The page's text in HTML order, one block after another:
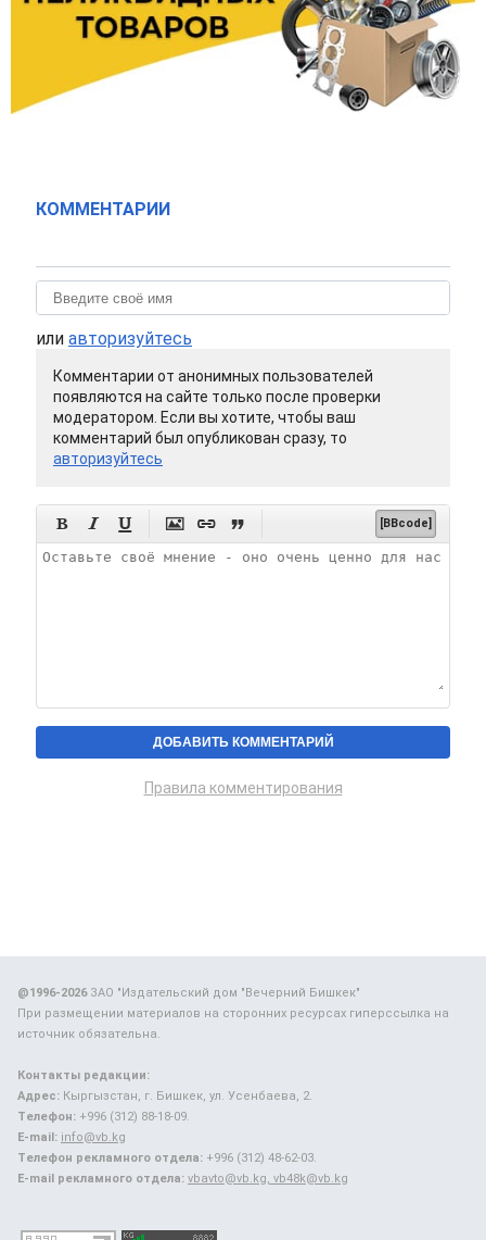
КОММЕНТАРИИ
или авторизуйтесь
Комментарии от анонимных пользователей
появляются на сайте только после проверки
модератором. Если вы хотите, чтобы ваш
комментарий был опубликован сразу, то
авторизуйтесь
      [BBcode]
Правила комментирования
@1996-2026ЗАО "Издательский дом "Вечерний Бишкек"
При размещении материалов на сторонних ресурсах гиперссылка на
источник обязательна.
Контакты редакции:
Адрес: Кыргызстан, г. Бишкек, ул. Усенбаева, 2.
Телефон: +996 (312) 88-18-09.
E-mail: info@vb.kg
Телефон рекламного отдела: +996 (312) 48-62-03.
E-mail рекламного отдела: vbavto@vb.kg, vb48k@vb.kg